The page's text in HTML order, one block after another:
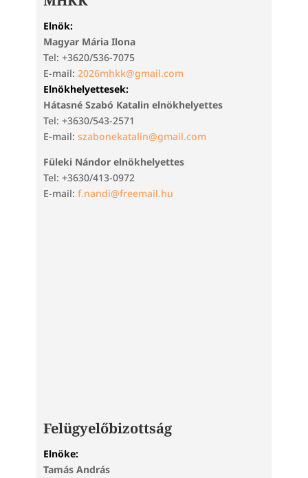
Elnök:
Magyar Mária Ilona
Tel: +3620/536-7075
E-mail: 2026mhkk@gmail.com
Elnökhelyettesek:
Hátasné Szabó Katalin elnökhelyettes
Tel: +3630/543-2571
E-mail: szabonekatalin@gmail.com
Füleki Nándor elnökhelyettes
Tel: +3630/413-0972
E-mail: f.nandi@freemail.hu
Felügyelőbizottság
Elnöke:
Tamás András